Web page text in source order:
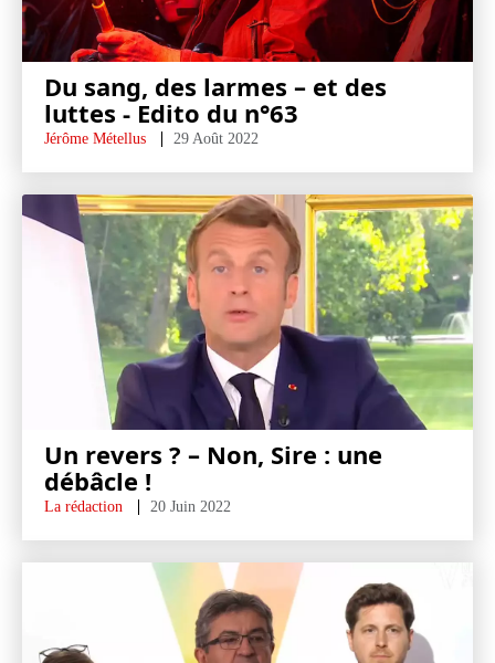
Du sang, des larmes – et des
luttes - Edito du n°63
Jérôme Métellus 29 Août 2022
Un revers ? – Non, Sire : une
débâcle !
La rédaction 20 Juin 2022